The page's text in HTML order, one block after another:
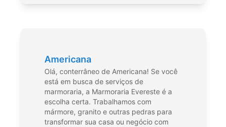
Americana
Olá, conterrâneo de Americana! Se você
está em busca de serviços de
marmoraria, a Marmoraria Evereste é a
escolha certa. Trabalhamos com
mármore, granito e outras pedras para
transformar sua casa ou negócio com